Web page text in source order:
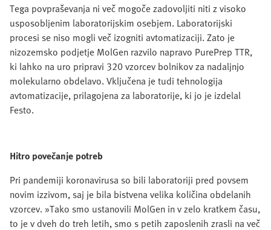
Tega povpraševanja ni več mogoče zadovoljiti niti z visoko
usposobljenim laboratorijskim osebjem. Laboratorijski
procesi se niso mogli več izogniti avtomatizaciji. Zato je
nizozemsko podjetje MolGen razvilo napravo PurePrep TTR,
ki lahko na uro pripravi 320 vzorcev bolnikov za nadaljnjo
molekularno obdelavo. Vključena je tudi tehnologija
avtomatizacije, prilagojena za laboratorije, ki jo je izdelal
Festo.
Hitro povečanje potreb
Pri pandemiji koronavirusa so bili laboratoriji pred povsem
novim izzivom, saj je bila bistvena velika količina obdelanih
vzorcev. »Tako smo ustanovili MolGen in v zelo kratkem času,
to je v dveh do treh letih, smo s petih zaposlenih zrasli na več